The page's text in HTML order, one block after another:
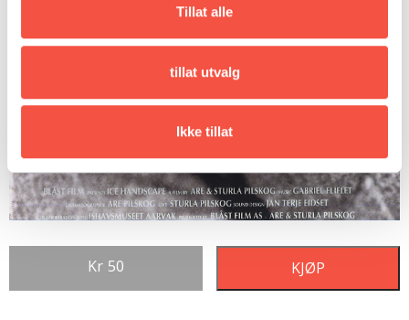
Tillat alle
tillat utvalg
Ikke tillat
Kr 50 KJØP